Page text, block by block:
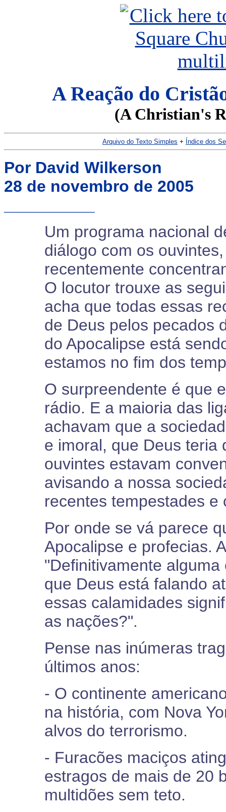
A Reação do
(A Christian's
Arquivo do Texto Simples + Índice dos
Por David Wilkerson
28 de novembro de 2005
Um programa nacional
diálogo com os
recentemente
O locutor trouxe as
acha que todas essas
de Deus pelos pecados
do Apocalipse está
estamos no fim dos
O surpreendente é que
rádio. E a maioria das
achavam que a
e imoral, que Deus teria
ouvintes estavam
avisando a nossa
recentes tempestades e
Por onde se vá parece
Apocalipse e profecias.
"Definitivamente
que Deus está falando
essas calamidades
as nações?".
Pense nas inúmeras
últimos anos:
- O continente
na história, com Nova
alvos do terrorismo.
- Furacões maciços
estragos de mais de 20
multidões sem teto.